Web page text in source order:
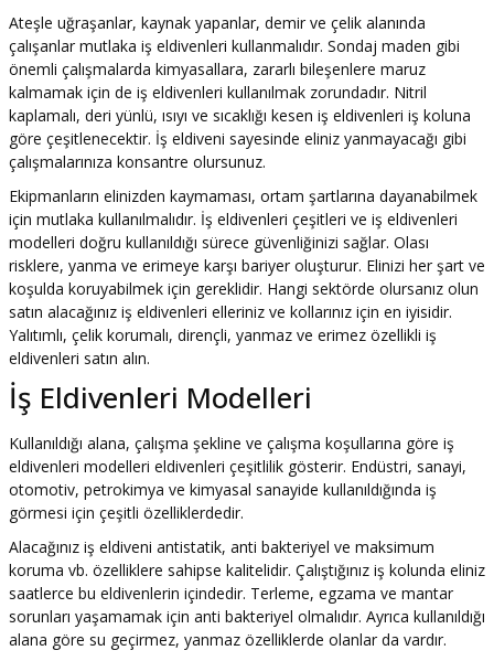
Ateşle uğraşanlar, kaynak yapanlar, demir ve çelik alanında
çalışanlar mutlaka iş eldivenleri kullanmalıdır. Sondaj maden gibi
önemli çalışmalarda kimyasallara, zararlı bileşenlere maruz
kalmamak için de iş eldivenleri kullanılmak zorundadır. Nitril
kaplamalı, deri yünlü, ısıyı ve sıcaklığı kesen iş eldivenleri iş koluna
göre çeşitlenecektir. İş eldiveni sayesinde eliniz yanmayacağı gibi
çalışmalarınıza konsantre olursunuz.
Ekipmanların elinizden kaymaması, ortam şartlarına dayanabilmek
için mutlaka kullanılmalıdır. İş eldivenleri çeşitleri ve iş eldivenleri
modelleri doğru kullanıldığı sürece güvenliğinizi sağlar. Olası
risklere, yanma ve erimeye karşı bariyer oluşturur. Elinizi her şart ve
koşulda koruyabilmek için gereklidir. Hangi sektörde olursanız olun
satın alacağınız iş eldivenleri elleriniz ve kollarınız için en iyisidir.
Yalıtımlı, çelik korumalı, dirençli, yanmaz ve erimez özellikli iş
eldivenleri satın alın.
İş Eldivenleri Modelleri
Kullanıldığı alana, çalışma şekline ve çalışma koşullarına göre iş
eldivenleri modelleri eldivenleri çeşitlilik gösterir. Endüstri, sanayi,
otomotiv, petrokimya ve kimyasal sanayide kullanıldığında iş
görmesi için çeşitli özelliklerdedir.
Alacağınız iş eldiveni antistatik, anti bakteriyel ve maksimum
koruma vb. özelliklere sahipse kalitelidir. Çalıştığınız iş kolunda eliniz
saatlerce bu eldivenlerin içindedir. Terleme, egzama ve mantar
sorunları yaşamamak için anti bakteriyel olmalıdır. Ayrıca kullanıldığı
alana göre su geçirmez, yanmaz özelliklerde olanlar da vardır.